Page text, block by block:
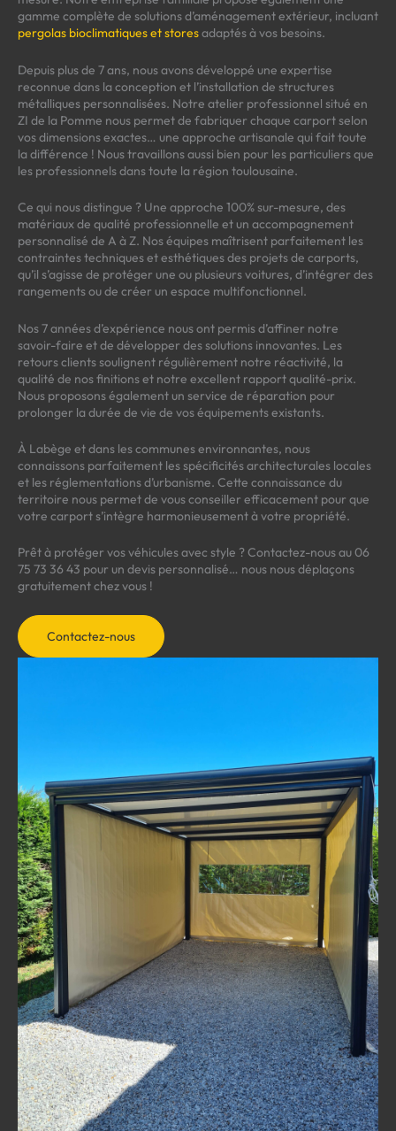
gamme complète de solutions d’aménagement extérieur, incluant
pergolas bioclimatiques et storesadaptés à vos besoins.
Depuis plus de 7 ans, nous avons développé une expertise
reconnue dans la conception et l’installation de structures
métalliques personnalisées. Notre atelier professionnel situé en
ZI de la Pomme nous permet de fabriquer chaque carport selon
vos dimensions exactes… une approche artisanale qui fait toute
la différence ! Nous travaillons aussi bien pour les particuliers que
les professionnels dans toute la région toulousaine.
Ce qui nous distingue ? Une approche 100% sur-mesure, des
matériaux de qualité professionnelle et un accompagnement
personnalisé de A à Z. Nos équipes maîtrisent parfaitement les
contraintes techniques et esthétiques des projets de carports,
qu’il s’agisse de protéger une ou plusieurs voitures, d’intégrer des
rangements ou de créer un espace multifonctionnel.
Nos 7 années d’expérience nous ont permis d’affiner notre
savoir-faire et de développer des solutions innovantes. Les
retours clients soulignent régulièrement notre réactivité, la
qualité de nos finitions et notre excellent rapport qualité-prix.
Nous proposons également un service de réparation pour
prolonger la durée de vie de vos équipements existants.
À Labège et dans les communes environnantes, nous
connaissons parfaitement les spécificités architecturales locales
et les réglementations d’urbanisme. Cette connaissance du
territoire nous permet de vous conseiller efficacement pour que
votre carport s’intègre harmonieusement à votre propriété.
Prêt à protéger vos véhicules avec style ? Contactez-nous au 06
75 73 36 43 pour un devis personnalisé… nous nous déplaçons
gratuitement chez vous !
Contactez-nous